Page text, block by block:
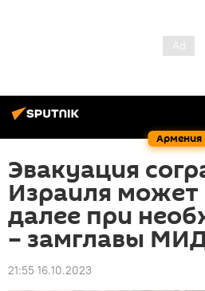
Армения
Эвакуация
Израиля может
далее при
– замглавы
21:55 16.10.2023